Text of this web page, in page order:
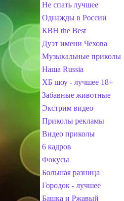
Не спать лучшее
Однажды в России
КВН the Best
Дуэт имени Чехова
Музыкальные приколы
Наша Russia
ХБ шоу - лучшее 18+
Забавные животные
Экстрим видео
Приколы рекламы
Видео приколы
6 кадров
Фокусы
Большая разница
Городок - лучшее
Башка и Ржавый